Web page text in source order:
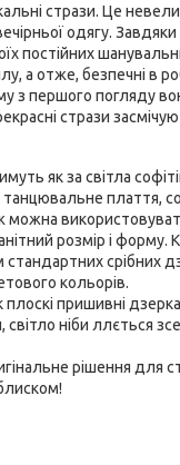
стрази. Це
одягу.
постійних
а отже, безпечні в
з першого погляду
стрази
як за світла
плаття,
можна
розмір і форму.
стандартних
кольорів.
пришивні
ніби ллється
рішення для